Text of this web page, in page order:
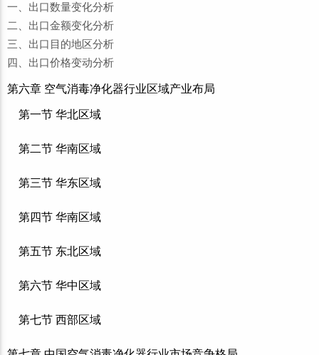
一、出口数量变化分析
二、出口金额变化分析
三、出口目的地区分析
四、出口价格变动分析
第六章 空气消毒净化器行业区域产业布局
第一节 华北区域
第二节 华南区域
第三节 华东区域
第四节 华南区域
第五节 东北区域
第六节 华中区域
第七节 西部区域